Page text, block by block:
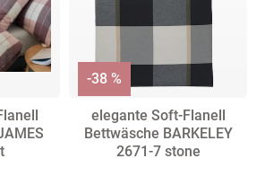
elegante Soft-Flanell
Bettwäsche BARKELEY
2671-7 stone
-38 %